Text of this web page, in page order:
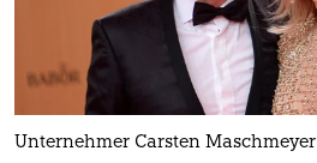
Unternehmer Carsten Maschmeyer